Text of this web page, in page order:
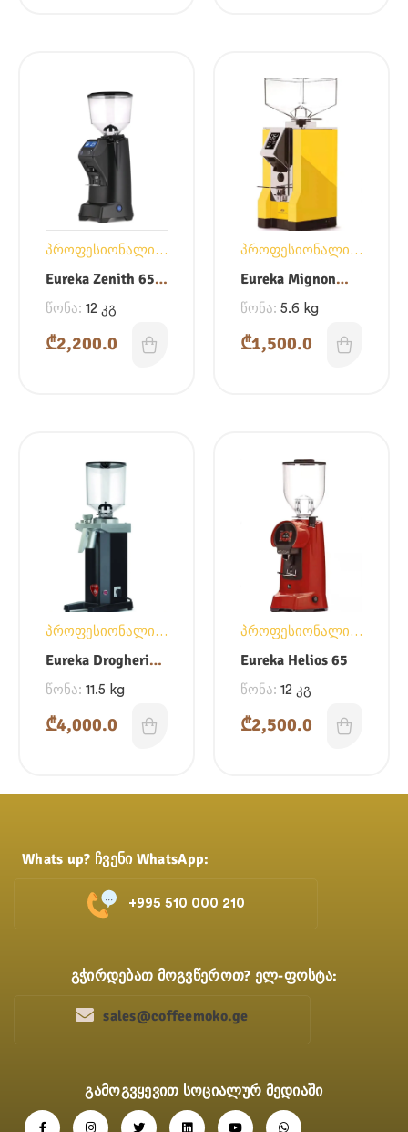
პროფესიონალი
საფქვავები
Eureka Zenith 65
Neo
წონა: 12 კგ
₾2,200.0
პროფესიონალი
საფქვავები
Eureka Mignon
Specialita
წონა: 5.6 kg
₾1,500.0
პროფესიონალი
საფქვავები
Eureka Drogheria
MCD4
წონა: 11.5 kg
₾4,000.0
პროფესიონალი
საფქვავები
Eureka Helios 65
წონა: 12 კგ
₾2,500.0
Whats up? ჩვენი WhatsApp:
+995 510 000 210
გჭირდებათ მოგვწეროთ? ელ-ფოსტა:
sales@coffeemoko.ge
გამოგვყევით სოციალურ მედიაში